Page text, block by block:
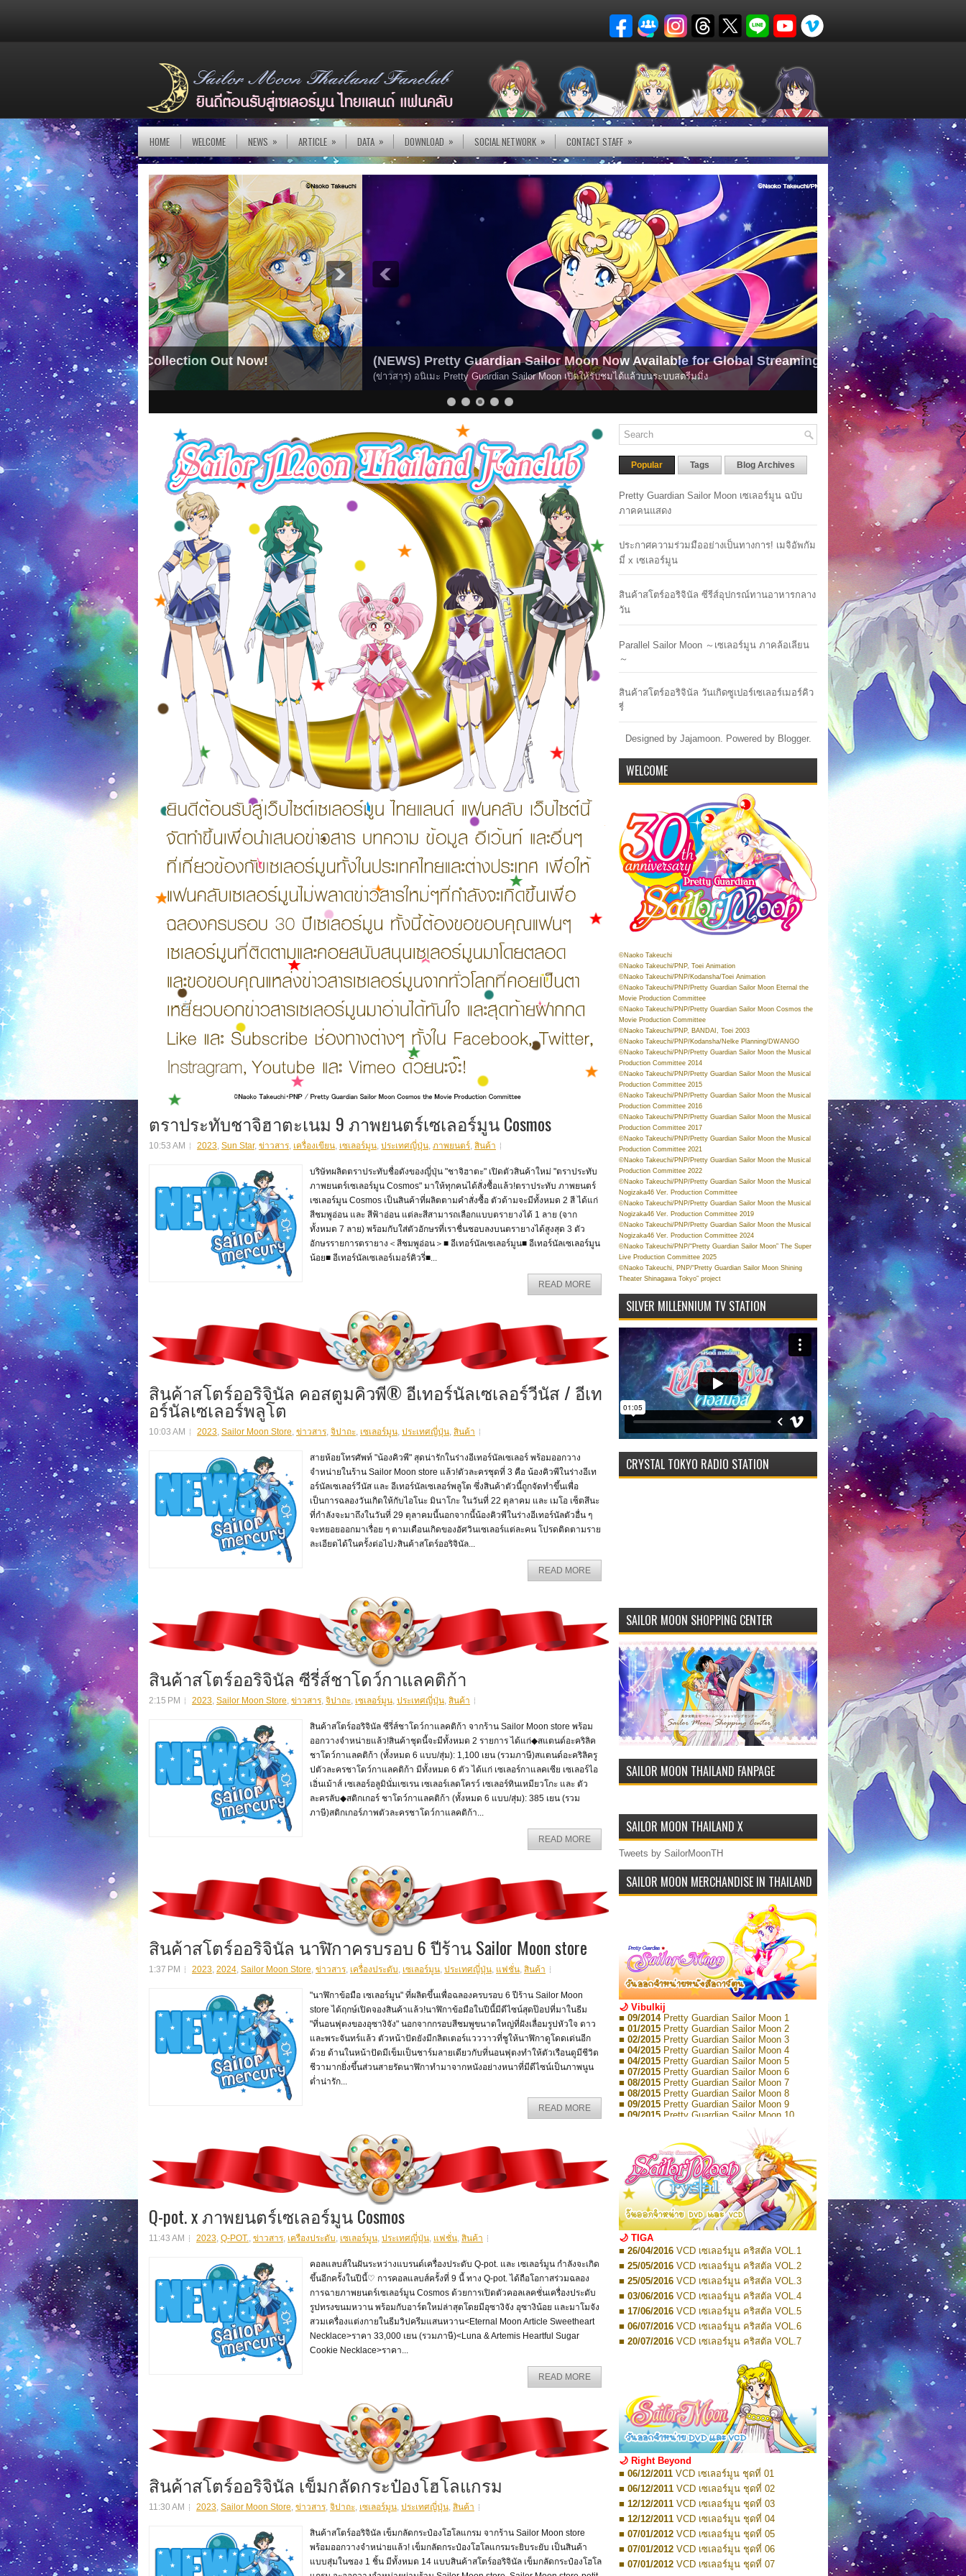
HOME WELCOME NEWS » ARTICLE » DATA » DOWNLOAD » SOCIAL NETWORK » CONTACT STAFF »
(NEWS) Pretty Guardian Sailor Moon Now Available for Global Streaming.
(ข่าวสาร) อนิเมะ Pretty Guardian Sailor Moon เปิดให้รับชมได้แล้วบนระบบสตรีมมิ่ง
1 2 3 4
ตราประทับชาจิฮาตะเนม 9 ภาพยนตร์เซเลอร์มูน Cosmos
10:53 AM 2023, Sun Star, ข่าวสาร, เครื่องเขียน, เซเลอร์มูน, ประเทศญี่ปุ่น, ภาพยนตร์, สินค้า
บริษัทผลิตตราประทับชื่อดังของญี่ปุ่น "ชาจิฮาตะ" เปิดตัวสินค้าใหม่ "ตราประทับ
ภาพยนตร์เซเลอร์มูน Cosmos" มาให้ทุกคนได้สั่งซื้อแล้ว!ตราประทับ ภาพยนตร์
เซเลอร์มูน Cosmos เป็นสินค้าที่ผลิตตามคำสั่งซื้อ ตัวด้ามจะมีทั้งหมด 2 สี ได้แก่
สีชมพูอ่อน และ สีฟ้าอ่อน แต่ละสีสามารถเลือกแบบตรายางได้ 1 ลาย (จาก
ทั้งหมด 7 ลาย) พร้อมกับใส่ตัวอักษรที่เราชื่นชอบลงบนตรายางได้สูงสุด 3 ตัว
อักษรรายการตรายาง＜สีชมพูอ่อน＞■ อีเทอร์นัลเซเลอร์มูน■ อีเทอร์นัลเซเลอร์มูน
น้อย■ อีเทอร์นัลเซเลอร์เมอร์คิวรี่■...
READ MORE
สินค้าสโตร์ออริจินัล คอสตูมคิวพี® อีเทอร์นัลเซเลอร์วีนัส / อีเท
อร์นัลเซเลอร์พลูโต
10:03 AM 2023, Sailor Moon Store, ข่าวสาร, จิปาถะ, เซเลอร์มูน, ประเทศญี่ปุ่น, สินค้า
สายห้อยโทรศัพท์ "น้องคิวพี" สุดน่ารักในร่างอีเทอร์นัลเซเลอร์ พร้อมออกวาง
จำหน่ายในร้าน Sailor Moon store แล้ว!ตัวละครชุดที่ 3 คือ น้องคิวพีในร่างอีเท
อร์นัลเซเลอร์วีนัส และ อีเทอร์นัลเซเลอร์พลูโต ซึ่งสินค้าตัวนี้ถูกจัดทำขึ้นเพื่อ
เป็นการฉลองวันเกิดให้กับไอโนะ มินาโกะ ในวันที่ 22 ตุลาคม และ เมโอ เซ็ตสึนะ
ที่กำลังจะมาถึงในวันที่ 29 ตุลาคมนี้นอกจากนี้น้องคิวพีในร่างอีเทอร์นัลตัวอื่น ๆ
จะทยอยออกมาเรื่อย ๆ ตามเดือนเกิดของอัศวินเซเลอร์แต่ละคน โปรดติดตามราย
ละเอียดได้ในครั้งต่อไป♪สินค้าสโตร์ออริจินัล...
READ MORE
สินค้าสโตร์ออริจินัล ซีรี่ส์ชาโดว์กาแลคติก้า
2:15 PM 2023, Sailor Moon Store, ข่าวสาร, จิปาถะ, เซเลอร์มูน, ประเทศญี่ปุ่น, สินค้า
สินค้าสโตร์ออริจินัล ซีรี่ส์ชาโดว์กาแลคติก้า จากร้าน Sailor Moon store พร้อม
ออกวางจำหน่ายแล้ว!สินค้าชุดนี้จะมีทั้งหมด 2 รายการ ได้แก่◆สแตนด์อะคริลิค
ชาโดว์กาแลคติก้า (ทั้งหมด 6 แบบ/สุ่ม): 1,100 เยน (รวมภาษี)สแตนด์อะคริลิครู
ปตัวละครชาโดว์กาแลคติก้า มีทั้งหมด 6 ตัว ได้แก่ เซเลอร์กาแลคเซีย เซเลอร์ไอ
เอิ่นเม้าส์ เซเลอร์อลูมินั่มเซเรน เซเลอร์เลดโครว์ เซเลอร์ทินเหมียวโกะ และ ตัว
ละครลับ◆สติกเกอร์ ชาโดว์กาแลคติก้า (ทั้งหมด 6 แบบ/สุ่ม): 385 เยน (รวม
ภาษี)สติกเกอร์ภาพตัวละครชาโดว์กาแลคติก้า...
READ MORE
สินค้าสโตร์ออริจินัล นาฬิกาครบรอบ 6 ปีร้าน Sailor Moon store
1:37 PM 2023, 2024, Sailor Moon Store, ข่าวสาร, เครื่องประดับ, เซเลอร์มูน, ประเทศญี่ปุ่น, แฟชั่น, สินค้า
"นาฬิกาข้อมือ เซเลอร์มูน" ที่ผลิตขึ้นเพื่อฉลองครบรอบ 6 ปีร้าน Sailor Moon
store ได้ฤกษ์เปิดจองสินค้าแล้ว!นาฬิกาข้อมือในปีนี้มีดีไซน์สุดป๊อปที่มาในธีม
"ที่นอนฟุตงของอุซางิจัง" นอกจากกรอบสีชมพูขนาดใหญ่ที่ฝังเลื่อมรูปหัวใจ ดาว
และพระจันทร์แล้ว ตัวหน้าปัดยังมีกลิตเตอร์แวววาวที่ชูให้นาฬิกาดูโดดเด่นอีก
ด้วย ด้านในหน้าปัดมีเข็มเป็นชาร์มลายเดียวกับที่นอนฟุตงทำให้ตัวเรือนดูมีชีวิต
ชีวามากยิ่งขึ้นส่วนสายรัดนาฬิกาทำมาจากหนังอย่างหนาที่มีดีไซน์เป็นภาพนูน
ต่ำน่ารัก...
READ MORE
Q-pot. x ภาพยนตร์เซเลอร์มูน Cosmos
11:43 AM 2023, Q-POT., ข่าวสาร, เครืองประดับ, เซเลอร์มูน, ประเทศญี่ปุ่น, แฟชั่น, สินค้า
คอลแลบส์ในฝันระหว่างแบรนด์เครื่องประดับ Q-pot. และ เซเลอร์มูน กำลังจะเกิด
ขึ้นอีกครั้งในปีนี้♡ การคอลแลบส์ครั้งที่ 9 นี้ ทาง Q-pot. ได้ถือโอกาสร่วมฉลอง
การฉายภาพยนตร์เซเลอร์มูน Cosmos ด้วยการเปิดตัวคอลเลคชั่นเครื่องประดับ
รูปทรงขนมหวาน พร้อมกับอาร์ตใหม่ล่าสุดโดยมีอุซางิจัง อุซางิน้อย และมาโมจัง
สวมเครื่องแต่งกายในธีมวิปครีมแสนหวาน<Eternal Moon Article Sweetheart
Necklace>ราคา 33,000 เยน (รวมภาษี)<Luna & Artemis Heartful Sugar
Cookie Necklace>ราคา...
READ MORE
สินค้าสโตร์ออริจินัล เข็มกลัดกระป๋องโฮโลแกรม
11:30 AM 2023, Sailor Moon Store, ข่าวสาร, จิปาถะ, เซเลอร์มูน, ประเทศญี่ปุ่น, สินค้า
สินค้าสโตร์ออริจินัล เข็มกลัดกระป๋องโฮโลแกรม จากร้าน Sailor Moon store
พร้อมออกวางจำหน่ายแล้ว! เข็มกลัดกระป๋องโฮโลแกรมระยิบระยับ เป็นสินค้า
แบบสุ่มในซอง 1 ชิ้น มีทั้งหมด 14 แบบสินค้าสโตร์ออริจินัล เข็มกลัดกระป๋องโฮโล
Popular Tags Blog Archives
Pretty Guardian Sailor Moon เซเลอร์มูน ฉบับ
ภาคคนแสดง
ประกาศความร่วมมืออย่างเป็นทางการ! เมจิอัพกัม
มี่ x เซเลอร์มูน
สินค้าสโตร์ออริจินัล ซีรีส์อุปกรณ์ทานอาหารกลาง
วัน
Parallel Sailor Moon ～เซเลอร์มูน ภาคล้อเลียน
～
สินค้าสโตร์ออริจินัล วันเกิดซูเปอร์เซเลอร์เมอร์คิว
รี่
Designed by Jajamoon. Powered by Blogger.
WELCOME
©Naoko Takeuchi
©Naoko Takeuchi/PNP, Toei Animation
©Naoko Takeuchi/PNP/Kodansha/Toei Animation
©Naoko Takeuchi/PNP/Pretty Guardian Sailor Moon Eternal the
Movie Production Committee
©Naoko Takeuchi/PNP/Pretty Guardian Sailor Moon Cosmos the
Movie Production Committee
©Naoko Takeuchi/PNP, BANDAI, Toei 2003
©Naoko Takeuchi/PNP/Kodansha/Nelke Planning/DWANGO
©Naoko Takeuchi/PNP/Pretty Guardian Sailor Moon the Musical
Production Committee 2014
©Naoko Takeuchi/PNP/Pretty Guardian Sailor Moon the Musical
Production Committee 2015
©Naoko Takeuchi/PNP/Pretty Guardian Sailor Moon the Musical
Production Committee 2016
©Naoko Takeuchi/PNP/Pretty Guardian Sailor Moon the Musical
Production Committee 2017
©Naoko Takeuchi/PNP/Pretty Guardian Sailor Moon the Musical
Production Committee 2021
©Naoko Takeuchi/PNP/Pretty Guardian Sailor Moon the Musical
Production Committee 2022
©Naoko Takeuchi/PNP/Pretty Guardian Sailor Moon the Musical
Nogizaka46 Ver. Production Committee
©Naoko Takeuchi/PNP/Pretty Guardian Sailor Moon the Musical
Nogizaka46 Ver. Production Committee 2019
©Naoko Takeuchi/PNP/Pretty Guardian Sailor Moon the Musical
Nogizaka46 Ver. Production Committee 2024
©Naoko Takeuchi/PNP/“Pretty Guardian Sailor Moon” The Super
Live Production Committee 2025
©Naoko Takeuchi, PNP/“Pretty Guardian Sailor Moon Shining
Theater Shinagawa Tokyo” project
SILVER MILLENNIUM TV STATION
CRYSTAL TOKYO RADIO STATION
SAILOR MOON SHOPPING CENTER
SAILOR MOON THAILAND FANPAGE
SAILOR MOON THAILAND X
Tweets by SailorMoonTH
SAILOR MOON MERCHANDISE IN THAILAND
🌙 Vibulkij
■ 09/2014 Pretty Guardian Sailor Moon 1
■ 01/2015 Pretty Guardian Sailor Moon 2
■ 02/2015 Pretty Guardian Sailor Moon 3
■ 04/2015 Pretty Guardian Sailor Moon 4
■ 04/2015 Pretty Guardian Sailor Moon 5
■ 07/2015 Pretty Guardian Sailor Moon 6
■ 08/2015 Pretty Guardian Sailor Moon 7
■ 08/2015 Pretty Guardian Sailor Moon 8
■ 09/2015 Pretty Guardian Sailor Moon 9
■ 09/2015 Pretty Guardian Sailor Moon 10
Pretty Guardian Sailor Moon 11
Pretty Guardian Sailor Moon 12
Pretty Guardian Sailor Moon Short
Stories 1
■ 09/2018Pretty Guardian Sailor Moon Short
Stories 2
■ 01/2022Pretty Guardian Sailor Moon Eternal
Edition 1
■ 01/2022Pretty Guardian Sailor Moon Eternal
Edition 2
■ 03/2022Pretty Guardian Sailor Moon Eternal
Edition 3
■ 03/2022Pretty Guardian Sailor Moon Eternal
Edition 4
■ 07/2022Pretty Guardian Sailor Moon Eternal
Edition 5
■ 07/2022Pretty Guardian Sailor Moon Eternal
Edition 6
Pretty Guardian Sailor Moon Eternal
Edition 7
■ 01/2023Pretty Guardian Sailor Moon Eternal
Pretty Guardian Sailor Moon Eternal
Pretty Guardian Sailor Moon Eternal
Edition 10
■ TBA 2026Code Name: Sailor V 1
■ TBA 2026Code Name: Sailor V 2
🌙 TIGA
■ 26/04/2016 VCD เซเลอร์มูน คริสตัล VOL.1
■ 25/05/2016 VCD เซเลอร์มูน คริสตัล VOL.2
■ 25/05/2016 VCD เซเลอร์มูน คริสตัล VOL.3
■ 03/06/2016 VCD เซเลอร์มูน คริสตัล VOL.4
■ 17/06/2016 VCD เซเลอร์มูน คริสตัล VOL.5
■ 06/07/2016 VCD เซเลอร์มูน คริสตัล VOL.6
■ 20/07/2016 VCD เซเลอร์มูน คริสตัล VOL.7
VCD เซเลอร์มูน คริสตัล VOL.9
VCD เซเลอร์มูน คริสตัล VOL.10
■ 10/08/2016
VCD เซเลอร์มูน คริสตัล VOL.11
■ 10/08/2016VCD เซเลอร์มูน คริสตัล VOL.12
■ 17/08/2016VCD เซเลอร์มูน คริสตัล VOL.13
■ 26/05/2016 DVD เซเลอร์มูน คริสตัล VOL.1
■ 08/07/2016DVD เซเลอร์มูน คริสตัล VOL.2
■ 19/08/2016 DVD เซเลอร์มูน คริสตัล VOL.3
■ 08/09/2016 DVD เซเลอร์มูน คริสตัล VOL.4
■ 07/10/2016 DVD เซเลอร์มูน คริสตัล VOL.5
■ 28/10/2016 DVD เซเลอร์มูน คริสตัล VOL.6
■ 17/11/2016DVD เซเลอร์มูน คริสตัล VOL.7
■ 17/11/2016DVD เซเลอร์มูน คริสตัล VOL.8
■ 01/01/2017 DVD เซเลอร์มูน คริสตัล Box-Set
🌙 Right Beyond
■ 06/12/2011 VCD เซเลอร์มูน ชุดที่ 01
■ 06/12/2011 VCD เซเลอร์มูน ชุดที่ 02
■ 12/12/2011 VCD เซเลอร์มูน ชุดที่ 03
■ 12/12/2011 VCD เซเลอร์มูน ชุดที่ 04
■ 07/01/2012 VCD เซเลอร์มูน ชุดที่ 05
■ 07/01/2012 VCD เซเลอร์มูน ชุดที่ 06
■ 07/01/2012 VCD เซเลอร์มูน ชุดที่ 07